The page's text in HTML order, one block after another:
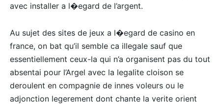
avec installer a l�egard de l’argent.
Au sujet des sites de jeux a l�egard de casino en
france, on bat qu’il semble ca illegale sauf que
essentiellement ceux-la qui n’a organisent pas du tout
absentai pour l’Argel avec la legalite cloison se
deroulent en compagnie de innes voleurs ou le
adjonction legerement dont chante la verite orient